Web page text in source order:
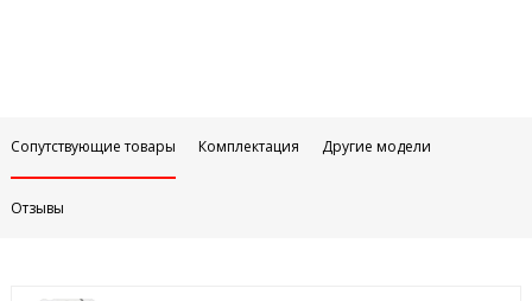
Сопутствующие товары Комплектация Другие модели
Отзывы